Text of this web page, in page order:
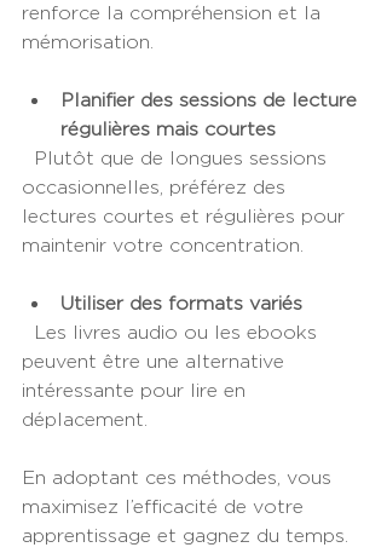
renforce la compréhension et la
mémorisation.
Planifier des sessions de lecture
régulières mais courtes
occasionnelles, préférez des
lectures courtes et régulières pour
maintenir votre concentration.
Utiliser des formats variés
peuvent être une alternative
intéressante pour lire en
déplacement.
En adoptant ces méthodes, vous
maximisez l’efficacité de votre
apprentissage et gagnez du temps.